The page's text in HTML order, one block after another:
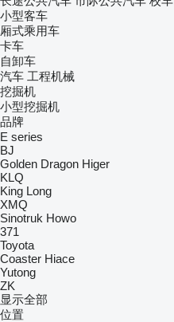
小型客车
厢式乘用车
卡车
自卸车
汽车 工程机械
挖掘机
小型挖掘机
品牌
E series
BJ
Golden Dragon Higer
KLQ
King Long
XMQ
Sinotruk Howo
371
Toyota
Coaster Hiace
Yutong
ZK
显示全部
位置